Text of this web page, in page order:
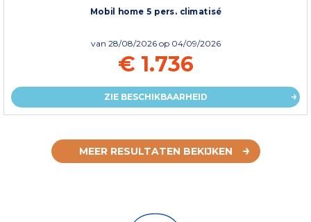
Mobil home 5 pers. climatisé
van 28/08/2026 op 04/09/2026
€ 1.736
ZIE BESCHIKBAARHEID
MEER RESULTATEN BEKIJKEN